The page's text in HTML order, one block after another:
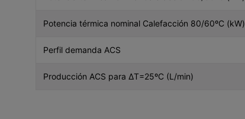
Potencia térmica nominal Calefacción 80/60ºC (kW)
Perfil demanda ACS
Producción ACS para ΔT=25ºC (L/min)